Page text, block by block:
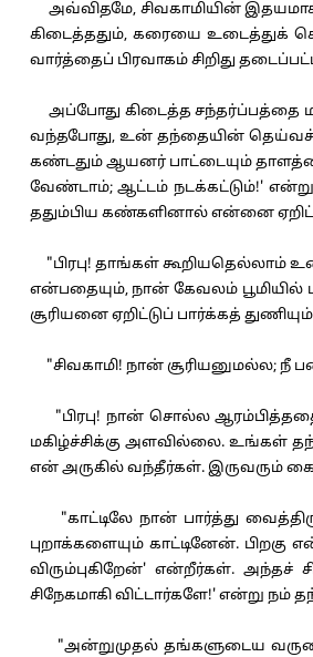
அவ்விதமே, சிவகாமியின்
கிடைத்ததும், கரையை உடைத்துக்
வார்த்தைப் பிரவாகம் சிறிது
அப்போது கிடைத்த சந்தர்ப்பத்தை
வந்தபோது, உன் தந்தையின் தெய்வச்
கண்டதும் ஆயனர் பாட்டையும்
வேண்டாம்; ஆட்டம் நடக்கட்டும்!'
ததும்பிய கண்களினால் என்னை
"பிரபு! தாங்கள் கூறியதெல்லாம்
என்பதையும், நான் கேவலம் பூமியில்
சூரியனை ஏறிட்டுப் பார்க்கத்
"சிவகாமி! நான் சூரியனுமல்ல; நீ
"பிரபு! நான் சொல்ல
மகிழ்ச்சிக்கு அளவில்லை. உங்கள்
என் அருகில் வந்தீர்கள். இருவரும்
"காட்டிலே நான் பார்த்து
புறாக்களையும் காட்டினேன்.
விரும்புகிறேன்' என்றீர்கள்.
சிநேகமாகி விட்டார்களே!' என்று
"அன்றுமுதல் தங்களுடைய